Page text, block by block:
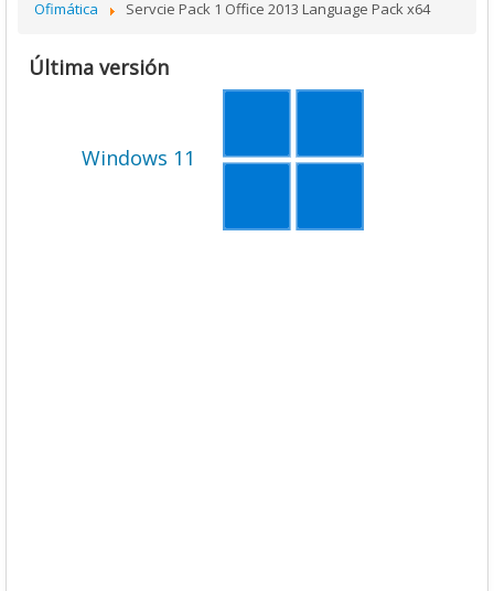
Ofimática
Servcie Pack 1 Office 2013 Language Pack x64
Última versión
Windows 11